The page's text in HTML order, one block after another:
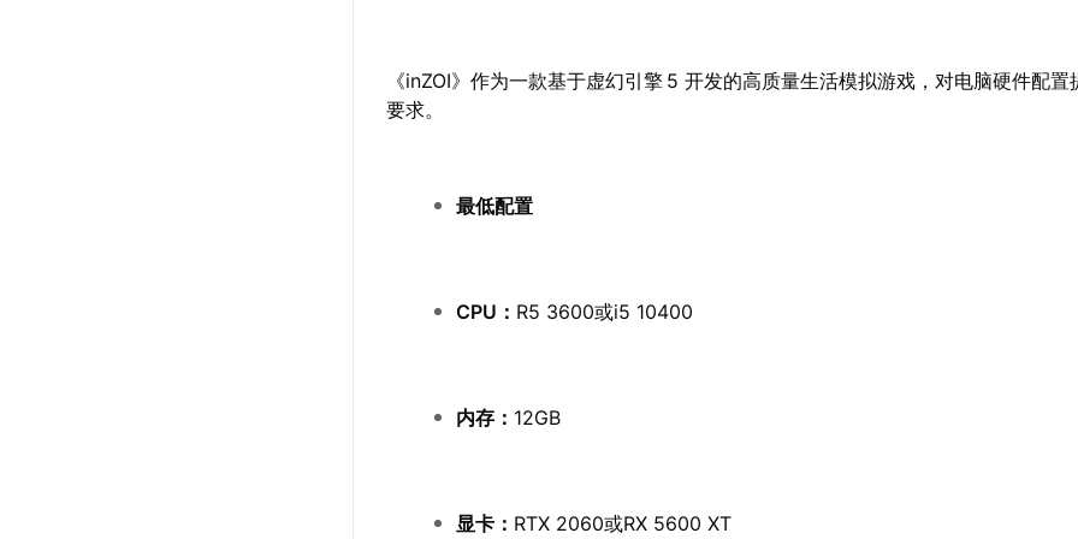
《inZOI》作为一款基于虚幻引擎 5 开发的高质量生活模拟游戏，对电脑硬件配置
要求。
最低配置
CPU： R5 3600或i5 10400
内存： 12GB
显卡： RTX 2060或RX 5600 XT